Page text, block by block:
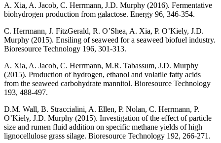
A. Xia, A. Jacob, C. Herrmann, J.D. Murphy (2016). Fermentative
biohydrogen production from galactose. Energy 96, 346-354.
C. Herrmann, J. FitzGerald, R. O’Shea, A. Xia, P. O’Kiely, J.D.
Murphy (2015). Ensiling of seaweed for a seaweed biofuel industry.
Bioresource Technology 196, 301-313.
A. Xia, A. Jacob, C. Herrmann, M.R. Tabassum, J.D. Murphy
(2015). Production of hydrogen, ethanol and volatile fatty acids
from the seaweed carbohydrate mannitol. Bioresource Technology
193, 488-497.
D.M. Wall, B. Straccialini, A. Ellen, P. Nolan, C. Herrmann, P.
O’Kiely, J.D. Murphy (2015). Investigation of the effect of particle
size and rumen fluid addition on specific methane yields of high
lignocellulose grass silage. Bioresource Technology 192, 266-271.